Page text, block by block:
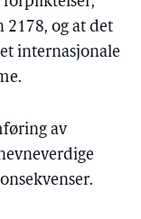
2178, og at det
internasjonale
av